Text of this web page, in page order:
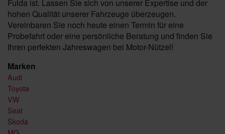
Fulda ist. Lassen Sie sich von unserer Expertise und der
hohen Qualität unserer Fahrzeuge überzeugen.
Vereinbaren Sie noch heute einen Termin für eine
Probefahrt oder eine persönliche Beratung und finden Sie
Ihren perfekten Jahreswagen bei Motor-Nützel!
Marken
Audi
Toyota
VW
Seat
Škoda